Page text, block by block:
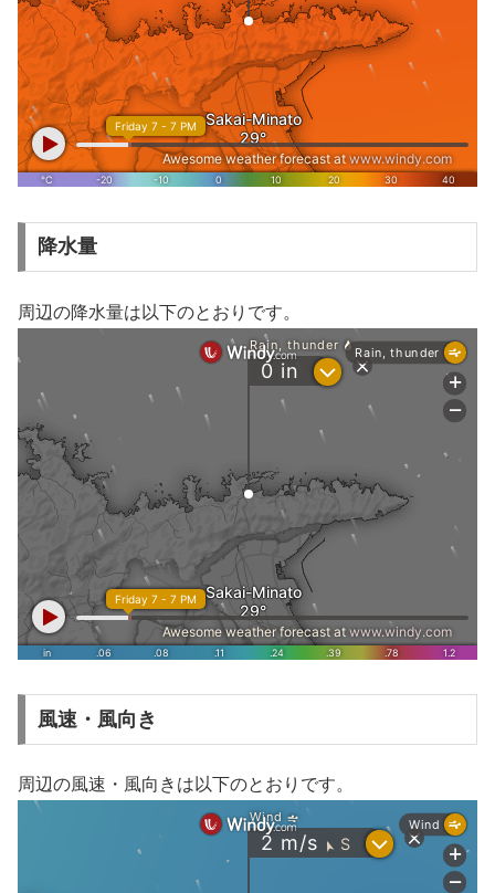
降水量
周辺の降水量は以下のとおりです。
風速・風向き
周辺の風速・風向きは以下のとおりです。